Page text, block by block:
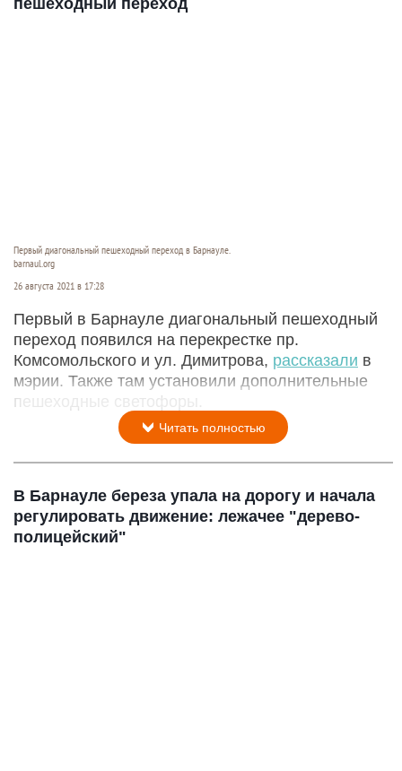
Первый диагональный пешеходный переход в Барнауле.
barnaul.org
26 августа 2021 в 17:28
Первый в Барнауле диагональный пешеходный
переход появился на перекрестке пр.
Комсомольского и ул. Димитрова, рассказали в
мэрии. Также там установили дополнительные
пешеходные светофоры.
Читать полностью
В Барнауле береза упала на дорогу и начала
регулировать движение: лежачее "дерево-
полицейский"